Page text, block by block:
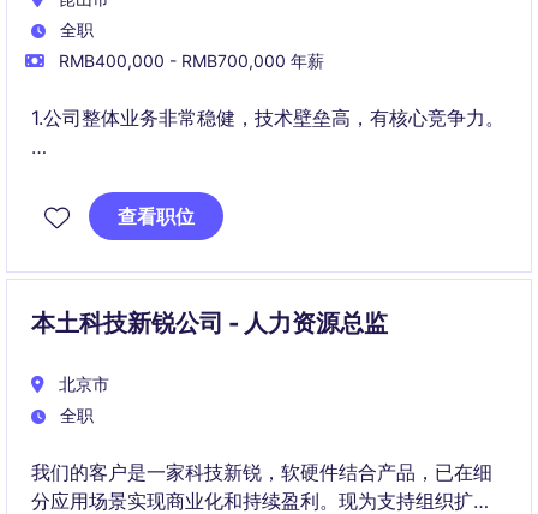
全职
RMB400,000 - RMB700,000 年薪
1.公司整体业务非常稳健，技术壁垒高，有核心竞争力。
发展路径明确。
查看职位
本土科技新锐公司 - 人力资源总监
北京市
全职
我们的客户是一家科技新锐，软硬件结合产品，已在细
分应用场景实现商业化和持续盈利。现为支持组织扩张